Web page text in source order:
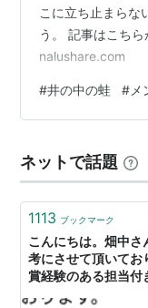
こに立ち止まらな
う。 記事はこち
nalushare.com
#井の中の蛙 # メ
ネットで話題
1113 ブックマーク
こんにちは。畑中さ
考にさせて頂いてお
賞経験のある担当付